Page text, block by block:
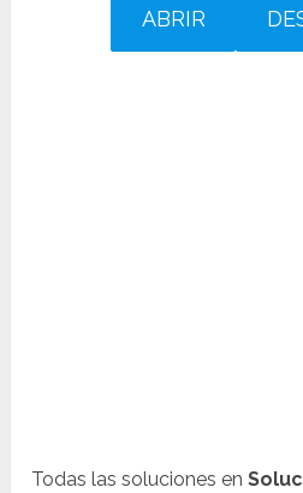
ABRIR
Todas las soluciones en